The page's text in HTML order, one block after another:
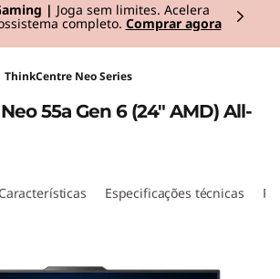
| Joga sem limites. Acelera
completo. Comprar agora
ThinkCentre Neo Series
55a Gen 6 (24″ AMD) All-
Características Especificações técnicas